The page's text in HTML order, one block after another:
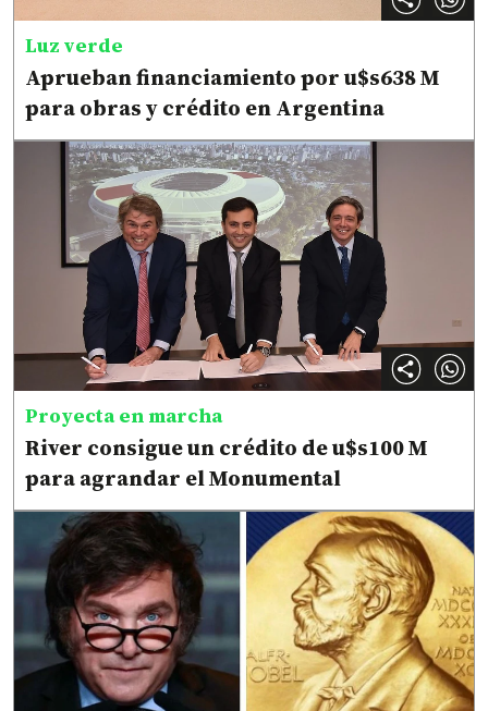
Luz verde
Aprueban financiamiento por u$s638 M
para obras y crédito en Argentina
Proyecta en marcha
River consigue un crédito de u$s100 M
para agrandar el Monumental